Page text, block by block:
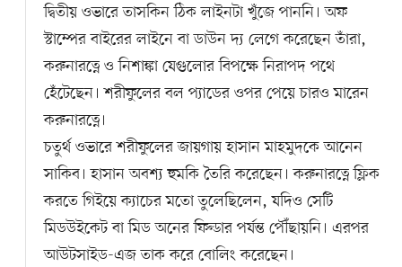
দ্বিতীয় ওভারে তাসকিন ঠিক লাইনটা খুঁজে পাননি। অফ
স্টাম্পের বাইরের লাইনে বা ডাউন দ্য লেগে করেছেন তাঁরা,
করুনারত্নে ও নিশাঙ্কা যেগুলোর বিপক্ষে নিরাপদ পথে
হেঁটেছেন। শরীফুলের বল প্যাডের ওপর পেয়ে চারও মারেন
করুনারত্নে।
চতুর্থ ওভারে শরীফুলের জায়গায় হাসান মাহমুদকে আনেন
সাকিব। হাসান অবশ্য হুমকি তৈরি করেছেন। করুনারত্নে ফ্লিক
করতে গিইয়ে ক্যাচের মতো তুলেছিলেন, যদিও সেটি
মিডউইকেট বা মিড অনের ফিল্ডার পর্যন্ত পৌঁছায়নি। এরপর
আউটসাইড-এজ তাক করে বোলিং করেছেন।